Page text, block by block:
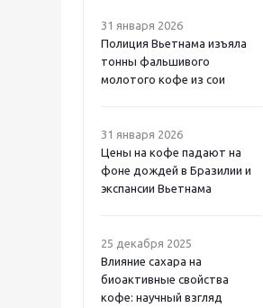
31 января 2026
Полиция Вьетнама изъяла
тонны фальшивого
молотого кофе из сои
31 января 2026
Цены на кофе падают на
фоне дождей в Бразилии и
экспансии Вьетнама
25 декабря 2025
Влияние сахара на
биоактивные свойства
кофе: научный взгляд